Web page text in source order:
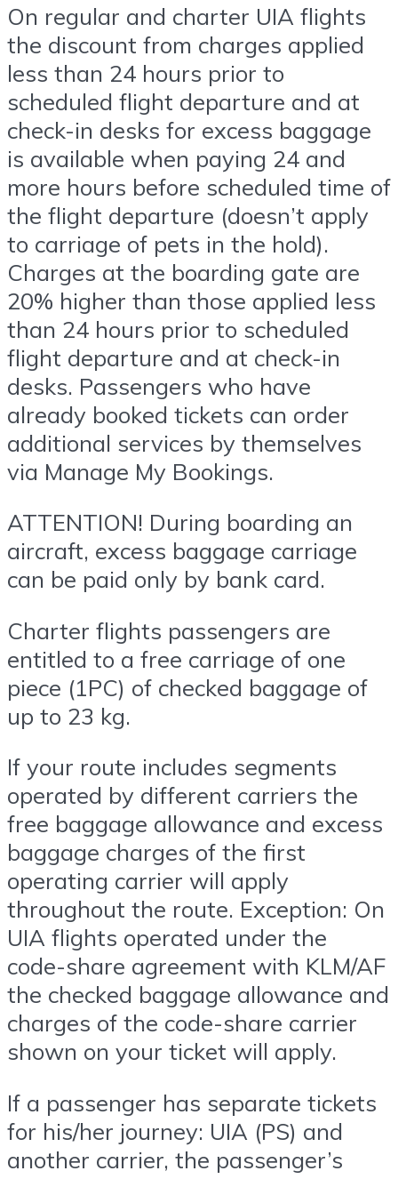
On regular and charter UIA flights
the discount from charges applied
less than 24 hours prior to
scheduled flight departure and at
check-in desks for excess baggage
is available when paying 24 and
more hours before scheduled time of
the flight departure (doesn’t apply
to carriage of pets in the hold).
Charges at the boarding gate are
20% higher than those applied less
than 24 hours prior to scheduled
flight departure and at check-in
desks. Passengers who have
already booked tickets can order
additional services by themselves
via Manage My Bookings.
ATTENTION! During boarding an
aircraft, excess baggage carriage
can be paid only by bank card.
Charter flights passengers are
entitled to a free carriage of one
piece (1PC) of checked baggage of
up to 23 kg.
If your route includes segments
operated by different carriers the
free baggage allowance and excess
baggage charges of the first
operating carrier will apply
throughout the route. Exception: On
UIA flights operated under the
code-share agreement with KLM/AF
the checked baggage allowance and
charges of the code-share carrier
shown on your ticket will apply.
If a passenger has separate tickets
for his/her journey: UIA (PS) and
another carrier, the passenger’s